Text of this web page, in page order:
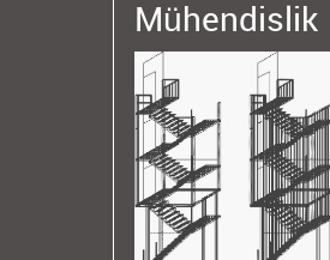
Mühendislik